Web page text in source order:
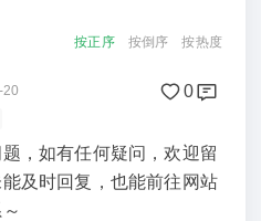
按正序 按倒序 按热度
0
，如有任何疑问，欢迎留
及时回复，也能前往网站